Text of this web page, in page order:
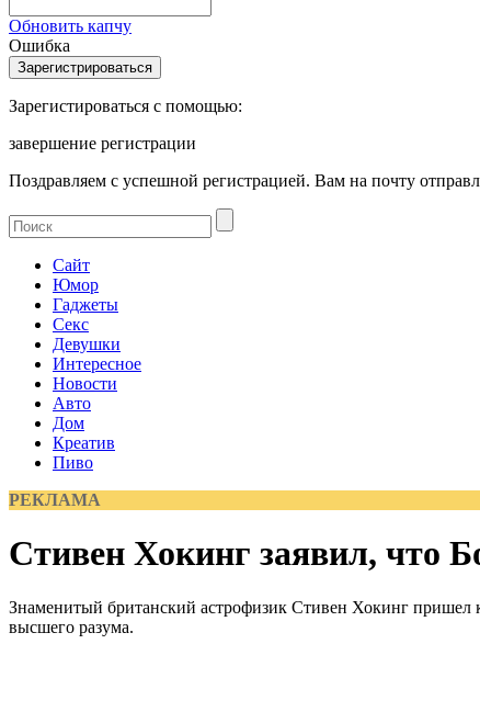
Обновить капчу
Ошибка
Зарегистироваться с помощью:
завершение регистрации
Поздравляем с успешной регистрацией. Вам на почту
Сайт
Юмор
Гаджеты
Секс
Девушки
Интересное
Новости
Авто
Дом
Креатив
Пиво
РЕКЛАМА
Стивен Хокинг заявил, что
Знаменитый британский астрофизик Стивен Хокинг пришел
высшего разума.